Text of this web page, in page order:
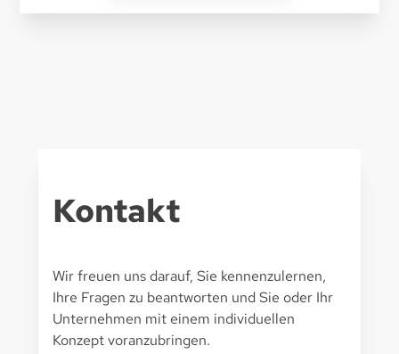
Kontakt
Wir freuen uns darauf, Sie kennenzulernen,
Ihre Fragen zu beantworten und Sie oder Ihr
Unternehmen mit einem individuellen
Konzept voranzubringen.